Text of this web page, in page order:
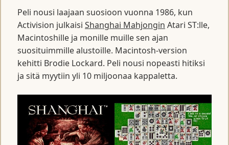
Peli nousi laajaan suosioon vuonna 1986, kun
Activision julkaisi Shanghai Mahjongin Atari ST:lle,
Macintoshille ja monille muille sen ajan
suosituimmille alustoille. Macintosh-version
kehitti Brodie Lockard. Peli nousi nopeasti hitiksi
ja sitä myytiin yli 10 miljoonaa kappaletta.